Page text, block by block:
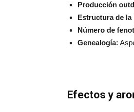
Producción
Estructura de la
Número de
Genealogía:
Efectos y